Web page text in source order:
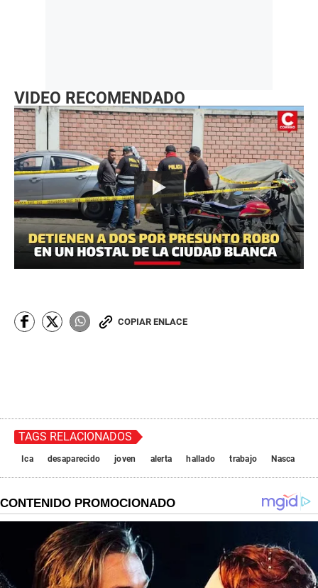
VIDEO RECOMENDADO
COPIAR ENLACE
TAGS RELACIONADOS
Ica desaparecido joven alerta hallado trabajo Nasca